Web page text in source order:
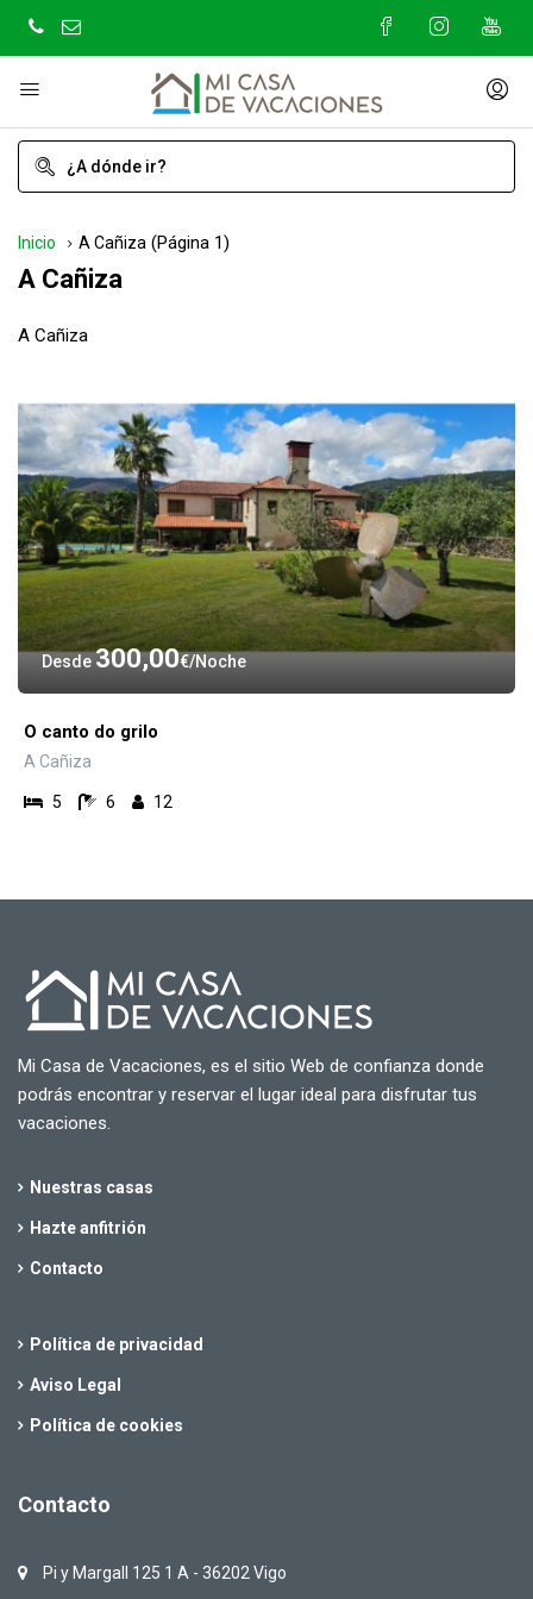
Inicio A Cañiza (Página 1)
A Cañiza
A Cañiza
Desde300,00€ Noche
O canto do grilo
A Cañiza
5 6 12
Mi Casa de Vacaciones, es el sitio Web de confianza donde
podrás encontrar y reservar el lugar ideal para disfrutar tus
vacaciones.
Nuestras casas
Hazte anfitrión
Contacto
Política de privacidad
Aviso Legal
Política de cookies
Contacto
Pi y Margall 125 1 A - 36202 Vigo